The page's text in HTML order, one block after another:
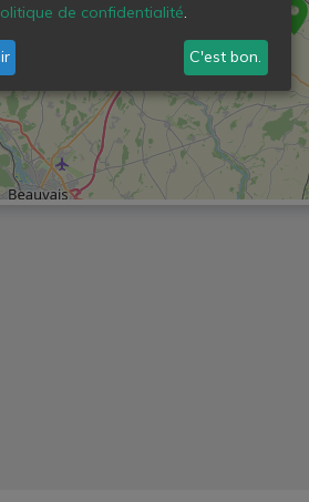
de confidentialité.
C'est bon.